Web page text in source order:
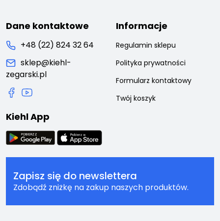
Dane kontaktowe
+48 (22) 824 32 64
sklep@kiehl-
zegarski.pl
Kiehl App
Informacje
Regulamin sklepu
Polityka prywatności
Formularz kontaktowy
Twój koszyk
Zapisz się do newslettera
Zdobądź zniżkę na zakup naszych produktów.